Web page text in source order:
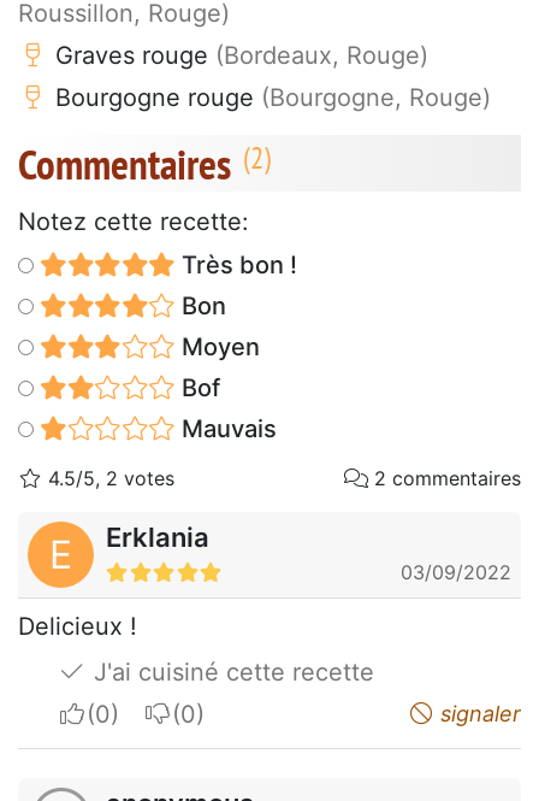
Roussillon, Rouge)
Graves rouge (Bordeaux, Rouge)
Bourgogne rouge (Bourgogne, Rouge)
Commentaires
Notez cette recette:
Très bon !
Bon
Moyen
Bof
Mauvais
4.5/5, 2 votes 2 commentaires
E Erklania
03/09/2022
Delicieux !
J'ai cuisiné cette recette
I apreciateI do not appreciate signaler